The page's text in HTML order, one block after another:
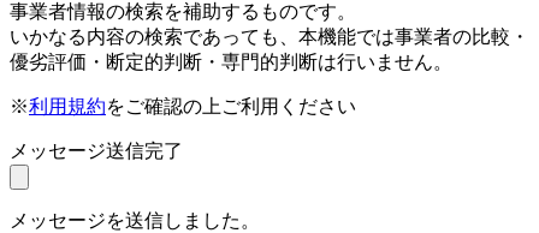
事業者情報の検索を補助するものです。
いかなる内容の検索であっても、本機能では事業者の比較・
優劣評価・断定的判断・専門的判断は行いません。
※利用規約をご確認の上ご利用ください
メッセージ送信完了
メッセージを送信しました。